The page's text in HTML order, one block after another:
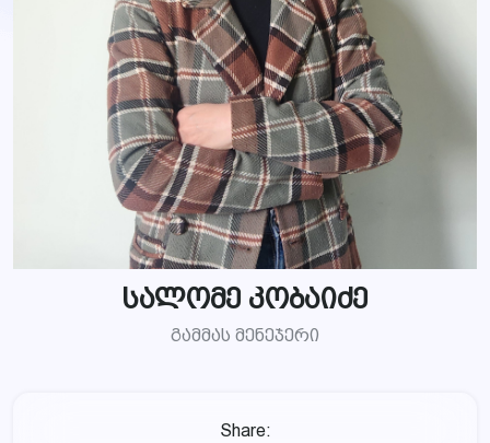
სალომე კობაიძე
გამმას მენეჯერი
Share: